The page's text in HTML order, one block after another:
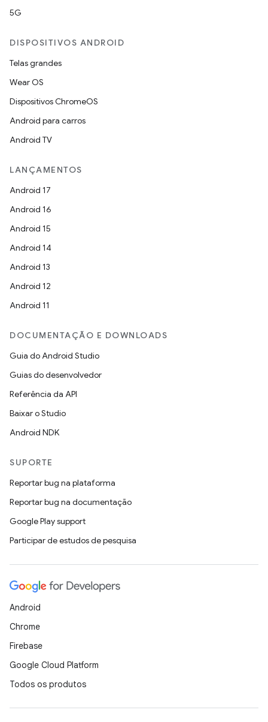
5G
DISPOSITIVOS ANDROID
Telas grandes
Wear OS
Dispositivos ChromeOS
Android para carros
Android TV
LANÇAMENTOS
Android 17
Android 16
Android 15
Android 14
Android 13
Android 12
Android 11
DOCUMENTAÇÃO E DOWNLOADS
Guia do Android Studio
Guias do desenvolvedor
Referência da API
Baixar o Studio
Android NDK
SUPORTE
Reportar bug na plataforma
Reportar bug na documentação
Google Play support
Participar de estudos de pesquisa
Android
Chrome
Firebase
Google Cloud Platform
Todos os produtos